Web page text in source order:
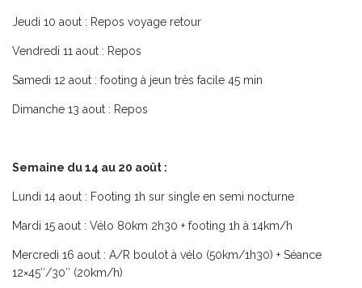
Jeudi 10 aout : Repos voyage retour
Vendredi 11 aout : Repos
Samedi 12 aout : footing à jeun très facile 45 min
Dimanche 13 aout : Repos
Semaine du 14 au 20 août :
Lundi 14 aout : Footing 1h sur single en semi nocturne
Mardi 15 aout : Vélo 80km 2h30 + footing 1h à 14km/h
Mercredi 16 aout : A/R boulot à vélo (50km/1h30) + Séance
12×45″/30″ (20km/h)